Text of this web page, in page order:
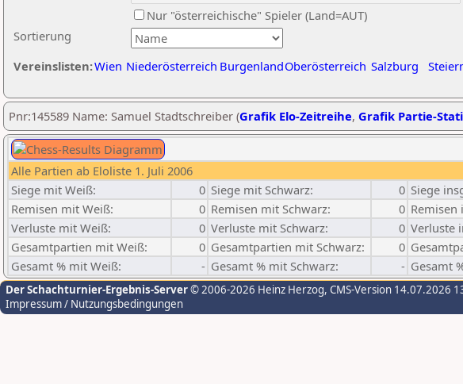
Sortierung
Nur "österreichische" Spieler (Land=AUT)
Vereinslisten:Wien Niederösterreich BurgenlandOberösterreich Salzburg
Pnr:145589 Name: Samuel Stadtschreiber (Grafik Elo-Zeitreihe, Grafik Partie-
Alle Partien ab Eloliste 1. Juli 2006
Siege mit Weiß:
0 Siege mit Schwarz: 0 Siege
Remisen mit Weiß:
0 Remisen mit Schwarz: 0 Remisen
Verluste mit Weiß:
0 Verluste mit Schwarz: 0 Verluste
Gesamtpartien mit Weiß:
0 Gesamtpartien mit Schwarz: 0
Gesamt % mit Weiß:
- Gesamt % mit Schwarz: - Gesamt
Der Schachturnier-Ergebnis-Server© 2006-2026 Heinz Herzog, CMS-Version 14.07.2026
Impressum / Nutzungsbedingungen